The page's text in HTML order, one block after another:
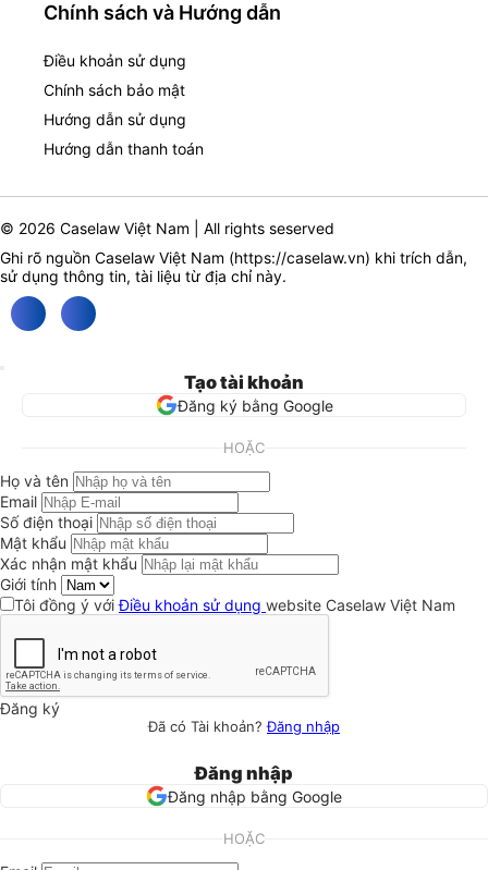
Chính sách và Hướng dẫn
Điều khoản sử dụng
Chính sách bảo mật
Hướng dẫn sử dụng
Hướng dẫn thanh toán
© 2026 Caselaw Việt Nam | All rights seserved
Ghi rõ nguồn Caselaw Việt Nam (https://caselaw.vn) khi trích dẫn,
sử dụng thông tin, tài liệu từ địa chỉ này.
Tạo tài khoản
Đăng ký bằng Google
HOẶC
Họ và tên
Email
Số điện thoại
Mật khẩu
Xác nhận mật khẩu
Giới tính
Tôi đồng ý vớiĐiều khoản sử dụng website Caselaw Việt Nam
Đăng ký
Đã có Tài khoản?Đăng nhập
Đăng nhập
Đăng nhập bằng Google
HOẶC